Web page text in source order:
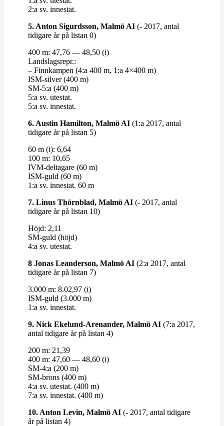
2:a sv. innestat.
5. Anton Sigurdsson, Malmö AI (- 2017, antal
tidigare år på listan 0)
400 m: 47,76 — 48,50 (i)
Lands­lagsrepr.:
– Finn­kampen (4:a 400 m, 1:a 4×400 m)
ISM-​​silver (400 m)
SM-5:a (400 m)
5:a sv. utestat.
5:a sv. innestat.
6. Austin Hamilton, Malmö AI (1:a 2017, antal
tidigare år på listan 5)
60 m (i): 6,64
100 m: 10,65
IVM-​​deltagare (60 m)
ISM-​​guld (60 m)
1:a sv. innestat. 60 m
7. Linus Thörnblad, Malmö AI (- 2017, antal
tidigare år på listan 10)
Höjd: 2,11
SM-​​guld (höjd)
4:a sv. utestat.
8 Jonas Lean­derson, Malmö AI (2:a 2017, antal
tidigare år på listan 7)
3.000 m: 8.02,97 (i)
ISM-​​guld (3.000 m)
1:a sv. innestat.
9. Nick Ekelund-​​Arenander, Malmö AI (7:a 2017,
antal tidigare år på listan 4)
200 m: 21,39
400 m: 47,60 — 48,60 (i)
SM-4:a (200 m)
SM-​​brons (400 m)
4:a sv. utestat. (400 m)
7:a sv. innestat. (400 m)
10. Anton Levin, Malmö AI (- 2017, antal tidigare
år på listan 4)